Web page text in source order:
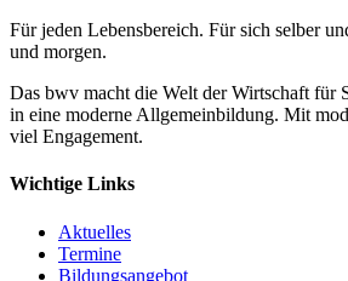
Für jeden Lebensbereich. Für sich selber
und morgen.
Das bwv macht die Welt der Wirtschaft für
in eine moderne Allgemeinbildung. Mit
viel Engagement.
Wichtige Links
Aktuelles
Termine
Bildungsangebot